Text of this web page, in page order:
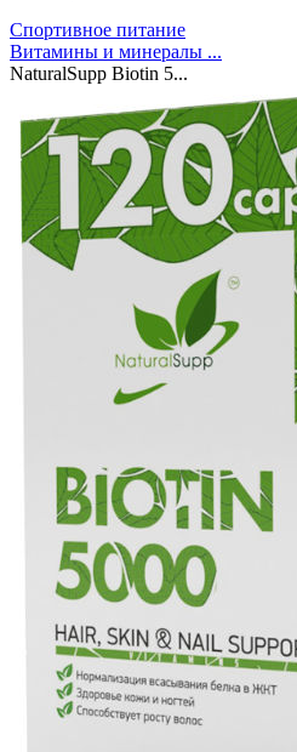
Спортивное питание
Витамины и минералы ...
NaturalSupp Biotin 5...